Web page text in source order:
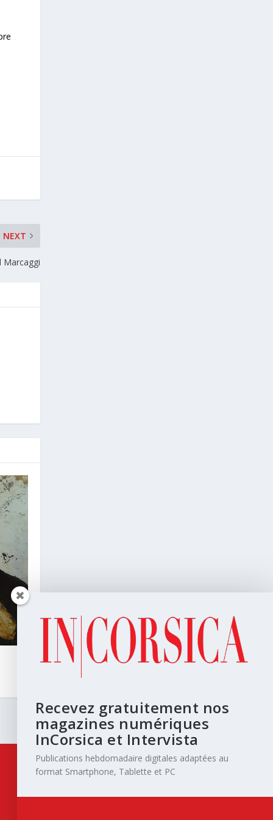
NEXT
Marcaggi
Recevez gratuitement nos
magazines numériques
InCorsica et Intervista
Publications hebdomadaire digitales adaptées au
format Smartphone, Tablette et PC